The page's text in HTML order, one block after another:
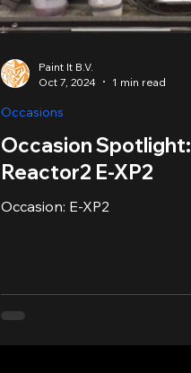
Occasion Spotlight:
Reactor2 E-XP2
Occasion: E-XP2
Occasions
Paint It B.V.
Oct 7, 2024
1 min read